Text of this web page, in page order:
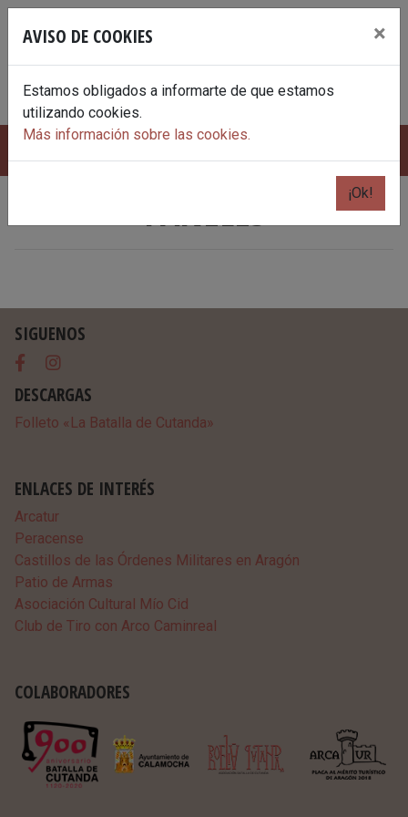
Skip
PANELES
SIGUENOS
FacebookInstagram
DESCARGAS
Folleto «La Batalla de Cutanda»
ENLACES DE INTERÉS
Arcatur
Peracense
Castillos de las Órdenes Militares en Aragón
Patio de Armas
Asociación Cultural Mío Cid
Club de Tiro con Arco Caminreal
COLABORADORES
AVISO DE COOKIES ×
Estamos obligados a informarte de que estamos
utilizando cookies.
Más información sobre las cookies.
¡Ok!